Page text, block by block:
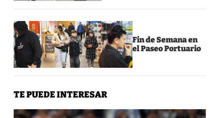
Fin de Semana en
el Paseo Portuario
TE PUEDE INTERESAR